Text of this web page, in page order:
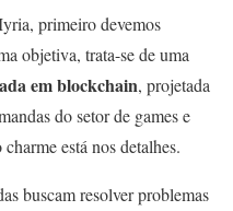
primeiro devemos
objetiva, trata-se de uma
em blockchain, projetada
do setor de games e
está nos detalhes.
buscam resolver problemas